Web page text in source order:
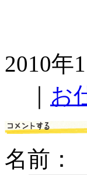
2010年
お
名前：